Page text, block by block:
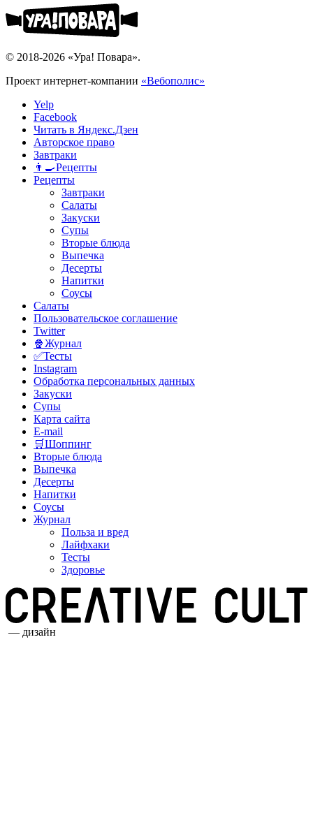
© 2018-2026 «Ура! Повара».
Проект интернет-компании «Вебополис»
Yelp
Facebook
Читать в Яндекс.Дзен
Авторское право
Завтраки
👨‍🍳Рецепты
Рецепты
Завтраки
Салаты
Закуски
Супы
Вторые блюда
Выпечка
Десерты
Напитки
Соусы
Салаты
Пользовательское соглашение
Twitter
🍿Журнал
✅Тесты
Instagram
Обработка персональных данных
Закуски
Супы
Карта сайта
E-mail
🛒Шоппинг
Вторые блюда
Выпечка
Десерты
Напитки
Соусы
Журнал
Польза и вред
Лайфхаки
Тесты
Здоровье
— дизайн